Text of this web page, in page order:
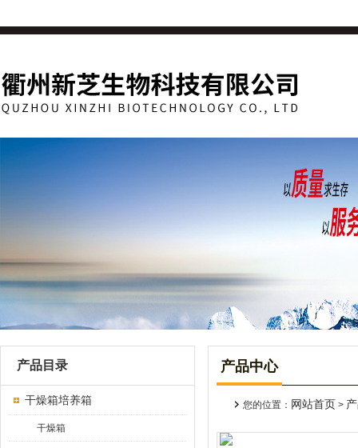
产品目录
干燥箱培养箱
干燥箱
产品中心
您的位置： 网站首页 >